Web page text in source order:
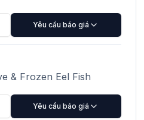
Yêu cầu báo giá
& Frozen Eel Fish
Yêu cầu báo giá